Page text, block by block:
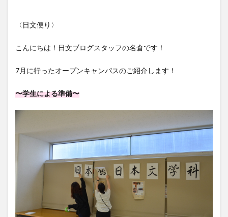
〈日文便り〉
こんにちは！日文ブログスタッフの名倉です！
7月に行ったオープンキャンパスのご紹介します！
〜学生による準備〜